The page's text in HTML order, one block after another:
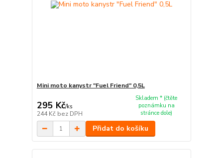
Mini moto kanystr "Fuel Friend" 0,5L
295 Kč/ks
244 Kč bez DPH
Skladem * (čtěte
poznámku na
stránce dole)
Přidat do košíku